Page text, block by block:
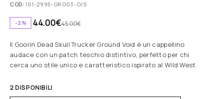
COD:101-2995-GRO03-O/S
-2% 45.00€
44.00€
Il Goorin Dead Skull Trucker Ground Void è un cappellino
audace con un patch teschio distintivo, perfetto per chi
cerca uno stile unico e caratteristico ispirato al Wild West.
2 DISPONIBILI